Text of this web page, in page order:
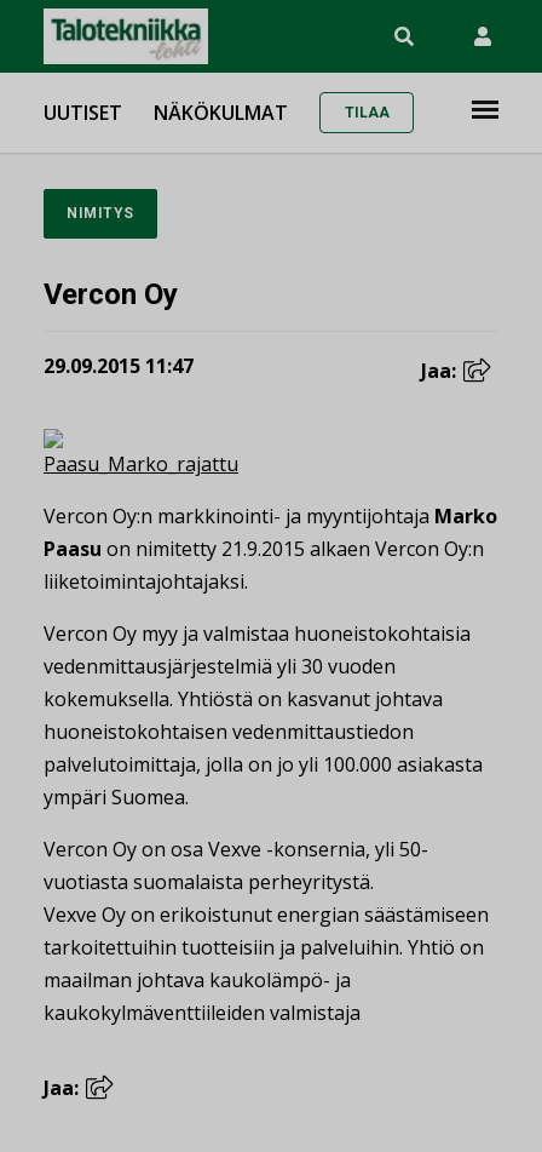
UUTISET NÄKÖKULMAT TILAA
NIMITYS
Vercon Oy
29.09.2015 11:47 Jaa:
Vercon Oy:n markkinointi- ja myyntijohtaja Marko
Paasu on nimitetty 21.9.2015 alkaen Vercon Oy:n
liiketoimintajohtajaksi.
Vercon Oy myy ja valmistaa huoneistokohtaisia
vedenmittausjärjestelmiä yli 30 vuoden
kokemuksella. Yhtiöstä on kasvanut johtava
huoneistokohtaisen vedenmittaustiedon
palvelutoimittaja, jolla on jo yli 100.000 asiakasta
ympäri Suomea.
Vercon Oy on osa Vexve -konsernia, yli 50-
vuotiasta suomalaista perheyritystä.
Vexve Oy on erikoistunut energian säästämiseen
tarkoitettuihin tuotteisiin ja palveluihin. Yhtiö on
maailman johtava kaukolämpö- ja
kaukokylmäventtiileiden valmistaja
Jaa: